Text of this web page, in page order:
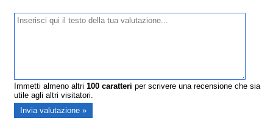
Immetti almeno altri100 caratteri per scrivere una recensione che sia
utile agli altri visitatori.